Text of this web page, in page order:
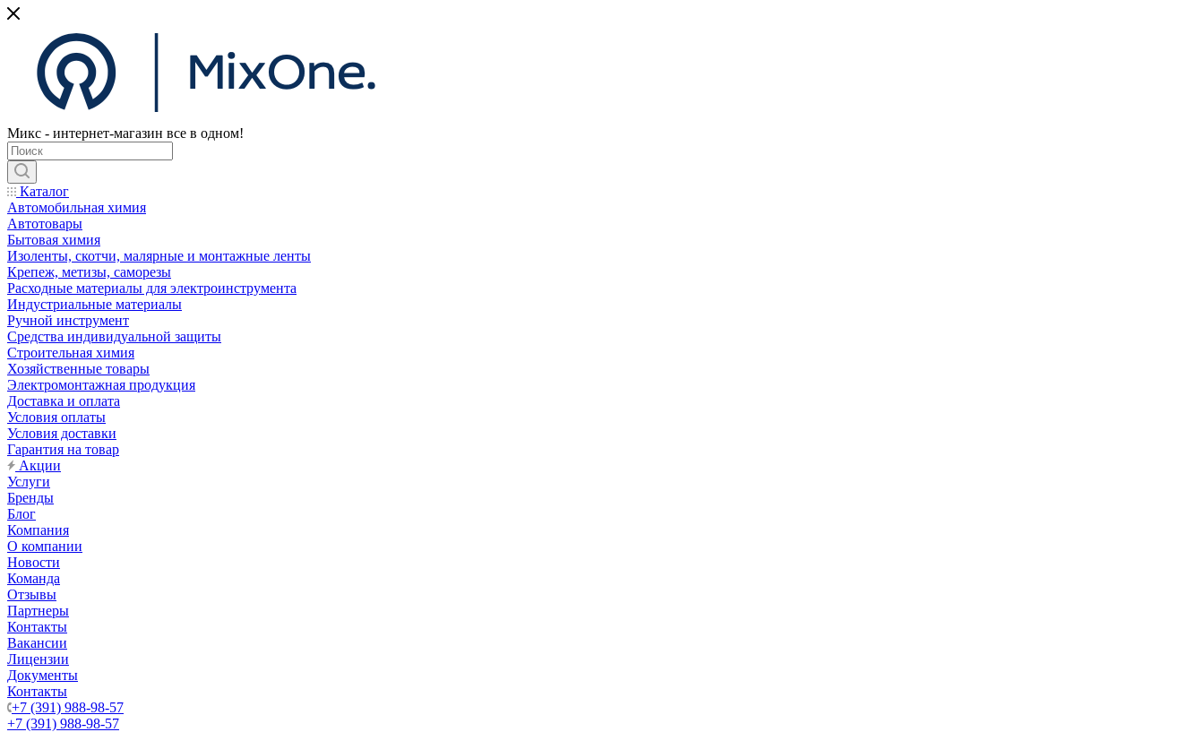
Микс - интернет-магазин все в одном!
Каталог
Автомобильная химия
Автотовары
Бытовая химия
Изоленты, скотчи, малярные и монтажные ленты
Крепеж, метизы, саморезы
Расходные материалы для электроинструмента
Индустриальные материалы
Ручной инструмент
Средства индивидуальной защиты
Строительная химия
Хозяйственные товары
Электромонтажная продукция
Доставка и оплата
Условия оплаты
Условия доставки
Гарантия на товар
Акции
Услуги
Бренды
Блог
Компания
О компании
Новости
Команда
Отзывы
Партнеры
Контакты
Вакансии
Лицензии
Документы
Контакты
+7 (391) 988-98-57
+7 (391) 988-98-57